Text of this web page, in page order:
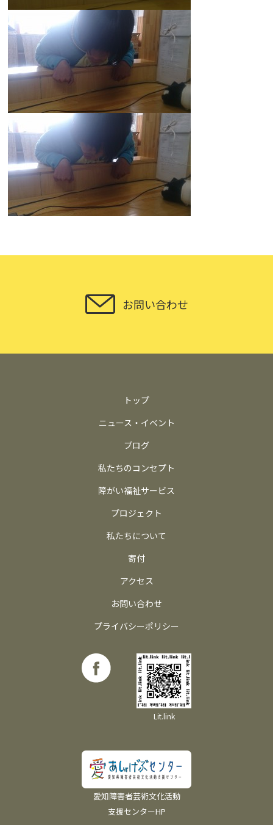
お問い合わせ
トップ
ニュース・イベント
ブログ
私たちのコンセプト
障がい福祉サービス
プロジェクト
私たちについて
寄付
アクセス
お問い合わせ
プライバシーポリシー
Lit.link
愛知障害者芸術文化活動
支援センターHP